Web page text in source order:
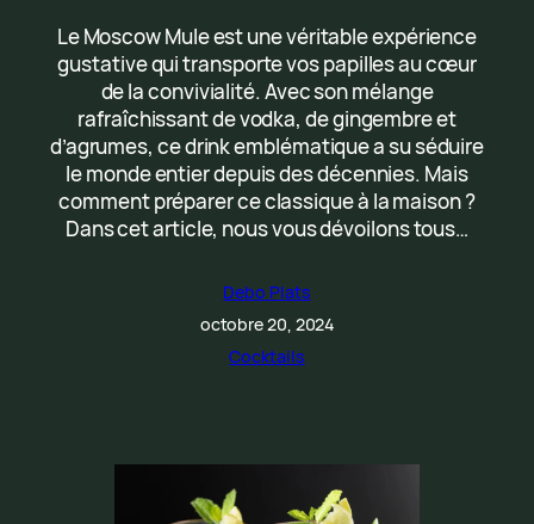
Le Moscow Mule est une véritable expérience
gustative qui transporte vos papilles au cœur
de la convivialité. Avec son mélange
rafraîchissant de vodka, de gingembre et
d’agrumes, ce drink emblématique a su séduire
le monde entier depuis des décennies. Mais
comment préparer ce classique à la maison ?
Dans cet article, nous vous dévoilons tous…
Debo Plats
octobre 20, 2024
Cocktails